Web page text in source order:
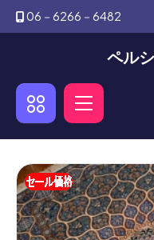
06－6266－6482
ペル